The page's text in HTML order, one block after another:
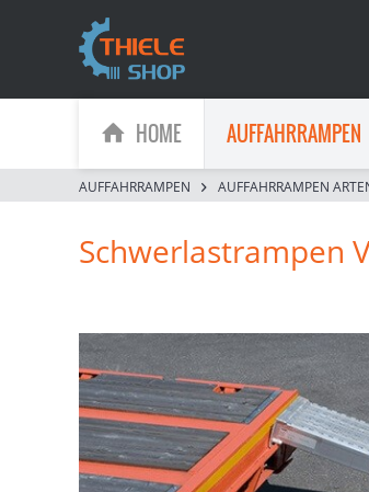
HOME AUFFAHRRAMPEN
AUFFAHRRAMPEN AUFFAHRRAMPEN
Schwerlastrampen